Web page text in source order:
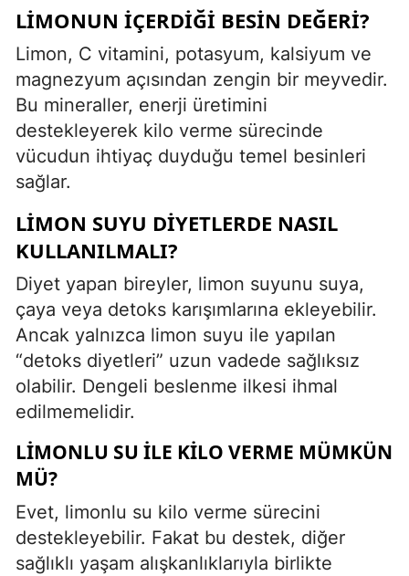
LIMONUN İÇERDIĞI BESIN DEĞERI?
Limon, C vitamini, potasyum, kalsiyum ve
magnezyum açısından zengin bir meyvedir.
Bu mineraller, enerji üretimini
destekleyerek kilo verme sürecinde
vücudun ihtiyaç duyduğu temel besinleri
sağlar.
LIMON SUYU DIYETLERDE NASIL
KULLANILMALI?
Diyet yapan bireyler, limon suyunu suya,
çaya veya detoks karışımlarına ekleyebilir.
Ancak yalnızca limon suyu ile yapılan
“detoks diyetleri” uzun vadede sağlıksız
olabilir. Dengeli beslenme ilkesi ihmal
edilmemelidir.
LIMONLU SU ILE KILO VERME MÜMKÜN
MÜ?
Evet, limonlu su kilo verme sürecini
destekleyebilir. Fakat bu destek, diğer
sağlıklı yaşam alışkanlıklarıyla birlikte